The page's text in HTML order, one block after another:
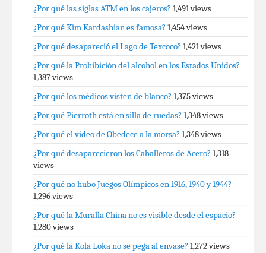
¿Por qué las siglas ATM en los cajeros? 1,491 views
¿Por qué Kim Kardashian es famosa? 1,454 views
¿Por qué desapareció el Lago de Texcoco? 1,421 views
¿Por qué la Prohibición del alcohol en los Estados Unidos?
1,387 views
¿Por qué los médicos visten de blanco? 1,375 views
¿Por qué Pierroth está en silla de ruedas? 1,348 views
¿Por qué el video de Obedece a la morsa? 1,348 views
¿Por qué desaparecieron los Caballeros de Acero? 1,318
views
¿Por qué no hubo Juegos Olímpicos en 1916, 1940 y 1944?
1,296 views
¿Por qué la Muralla China no es visible desde el espacio?
1,280 views
¿Por qué la Kola Loka no se pega al envase? 1,272 views